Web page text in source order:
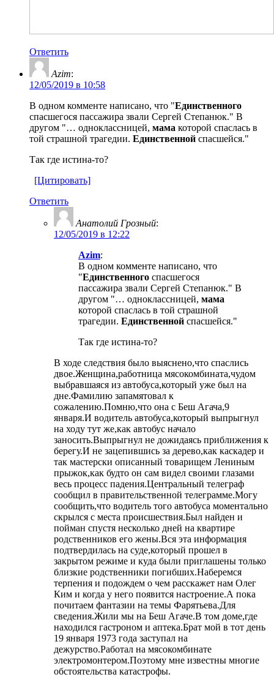
Ответить
Azim:
12/05/2019 в 10:58
В одном комменте написано, что
Единственного
спасшегося пассажира звали Сергей Степанюк.
В
другом
… одноклассницей, мама которой спаслась в
той страшной трагедии. Единственной спасшейся.
Так где истина-то?
[Цитировать]
Ответить
Анатолий Грозный:
12/05/2019 в 12:22
Azim:
В одном комменте написано, что
Единственного спасшегося
пассажира звали Сергей Степанюк.
В
другом
… одноклассницей, мама
которой спаслась в той страшной
трагедии. Единственной спасшейся.
Так где истина-то?
В ходе следствия было выяснено,что спаслись
двое.Женщина,работница мясокомбината,чудом
выбравшаяся из автобуса,который уже был на
дне.Фамилию запамятовал к
сожалению.Помню,что она с Беш Агача,9
января.И водитель автобуса,который выпрыгнул
на ходу тут же,как автобус начало
заносить.Выпрыгнул не дожидаясь приближения к
берегу.И не зацепившись за дерево,как каскадер и
так мастерски описанный товарищем Лениным
прыжок,как будто он сам видел своими глазами
весь процесс падения.Центральный телеграф
сообщил в правительственной телеграмме.Могу
сообщить,что водитель того автобуса моментально
скрылся с места происшествия.Был найден и
пойман спустя несколько дней на квартире
родственников его жены.Вся эта информация
подтвердилась на суде,который прошел в
закрытом режиме и куда были приглашены только
близкие родственники погибших.Наберемся
терпения и подождем о чем расскажет нам Олег
Ким и когда у него появится настроение.А пока
почитаем фантазии на темы Фарятьева.Для
сведения.Жили мы на Беш Агаче.В том доме,где
находился гастроном и аптека.Брат мой в тот день
19 января 1973 года заступал на
дежурство.Работал на мясокомбинате
электромонтером.Поэтому мне известны многие
обстоятельства катастрофы.